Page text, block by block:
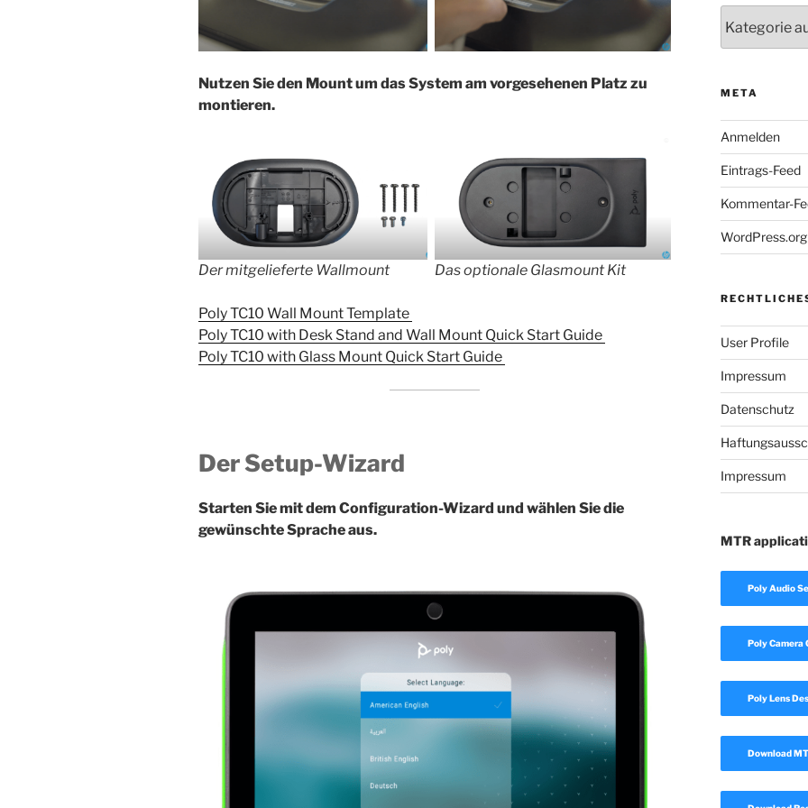
Nutzen Sie den Mount um das System am vorgesehenen Platz zu
montieren.
Der mitgelieferte Wallmount Das optionale Glasmount Kit
Poly TC10 Wall Mount Template
Poly TC10 with Desk Stand and Wall Mount Quick Start Guide
Poly TC10 with Glass Mount Quick Start Guide
Der Setup-Wizard
Starten Sie mit dem Configuration-Wizard und wählen Sie die
gewünschte Sprache aus.
META
Anmelden
Eintrags-Feed
Kommentar-
WordPress.org
User Profile
Impressum
Datenschutz
Impressum
MTR
Poly Audio
Poly Camera
Poly Lens
Download